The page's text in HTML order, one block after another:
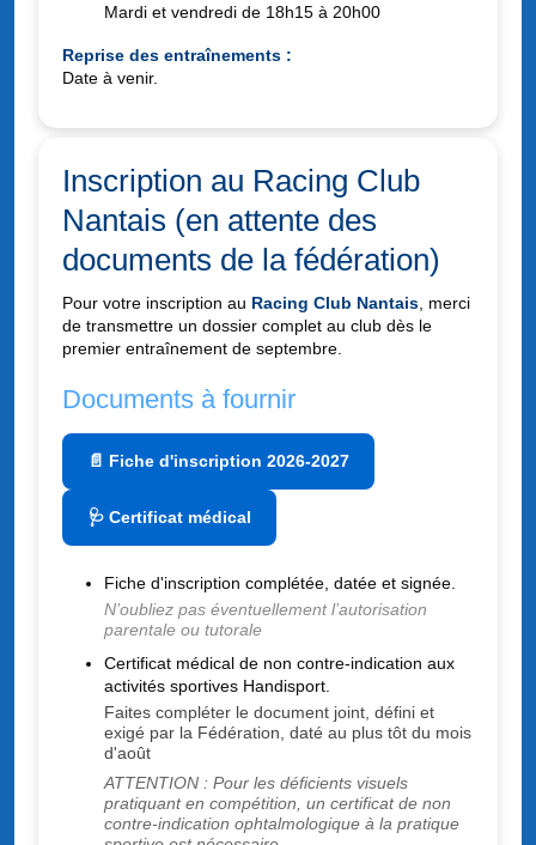
Mardi et vendredi de 18h15 à 20h00
Reprise des entraînements :
Date à venir.
Inscription au Racing Club
Nantais (en attente des
documents de la fédération)
Pour votre inscription au Racing Club Nantais , merci
de transmettre un dossier complet au club dès le
premier entraînement de septembre.
Documents à fournir
📄 Fiche d'inscription 2026-2027
🩺 Certificat médical
Fiche d'inscription complétée, datée et signée.
N’oubliez pas éventuellement l’autorisation
parentale ou tutorale
Certificat médical de non contre-indication aux
activités sportives Handisport.
Faites compléter le document joint, défini et
exigé par la Fédération, daté au plus tôt du mois
d'août
ATTENTION : Pour les déficients visuels
pratiquant en compétition, un certificat de non
contre-indication ophtalmologique à la pratique